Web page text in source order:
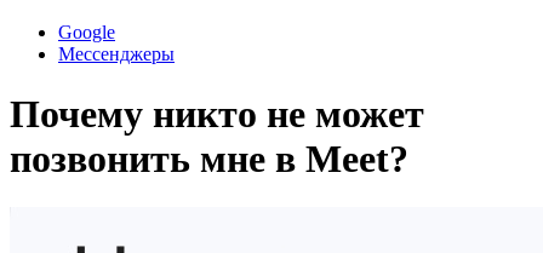
Google
Мессенджеры
Почему никто не может
позвонить мне в Meet?